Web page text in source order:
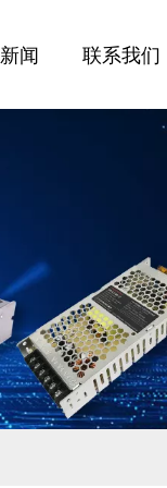
新闻 联系我们